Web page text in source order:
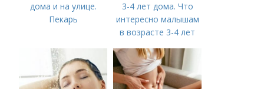
дома и на улице.
Пекарь
3-4 лет дома. Что
интересно малышам
в возрасте 3-4 лет